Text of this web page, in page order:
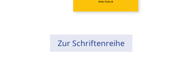
Zur Schriftenreihe